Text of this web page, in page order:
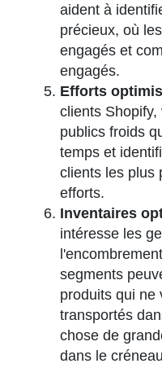
aident à
précieux, où
engagés et
engagés.
Efforts
clients
publics froids
temps et
clients les plus
efforts.
Inventaires
intéresse les
segments
produits qui ne
transportés
chose de
dans le